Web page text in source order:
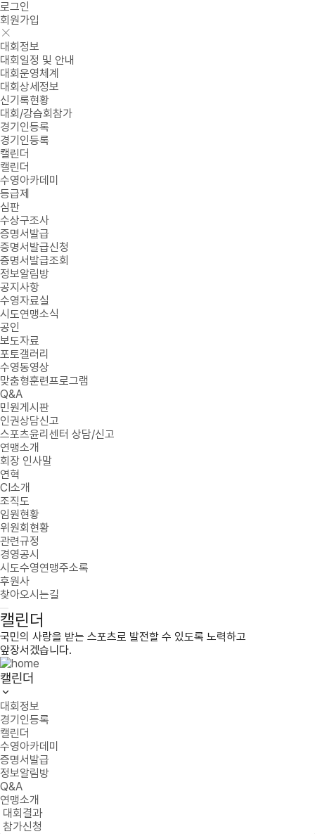
로그인
회원가입
대회정보
대회일정 및 안내
대회운영체계
대회상세정보
신기록현황
대회/강습회참가
경기인등록
경기인등록
캘린더
캘린더
수영아카데미
등급제
심판
수상구조사
증명서발급
증명서발급신청
증명서발급조회
정보알림방
공지사항
수영자료실
시도연맹소식
공인
보도자료
포토갤러리
수영동영상
맞춤형훈련프로그램
Q&A
민원게시판
인권상담신고
스포츠윤리센터 상담/신고
연맹소개
회장 인사말
연혁
CI소개
조직도
임원현황
위원회현황
관련규정
경영공시
시도수영연맹주소록
후원사
찾아오시는길
캘린더
국민의 사랑을 받는 스포츠로 발전할 수 있도록 노력하고
앞장서겠습니다.
캘린더
대회정보
경기인등록
캘린더
수영아카데미
증명서발급
정보알림방
Q&A
연맹소개
대회결과
참가신청